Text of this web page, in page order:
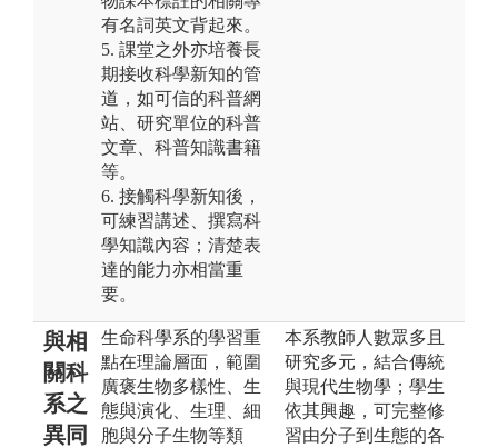
有名詞英文背起來。
5. 課堂之外亦培養長
期接收科學新知的管
道，如可信的科普網
站、研究單位的科普
文章、科普知識書籍
等。
6. 接觸科學新知後，
可練習講述、撰寫科
學知識內容；清楚表
達的能力亦相當重
要。
與相
關科
系之
異同
生命科學系的學習重
點在理論層面，範圍
廣褒生物多樣性、生
態與演化、生理、細
胞與分子生物等類
本系教師人數眾多且
研究多元，結合傳統
與現代生物學；學生
依其興趣，可完整修
習由分子到生態的各